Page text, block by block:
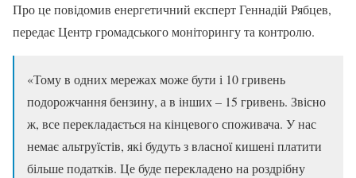
Про це повідомив енергетичний експерт Геннадій Рябцев,
передає Центр громадського моніторингу та контролю.
«Тому в одних мережах може бути і 10 гривень
подорожчання бензину, а в інших – 15 гривень. Звісно
ж, все перекладається на кінцевого споживача. У нас
немає альтруїстів, які будуть з власної кишені платити
більше податків. Це буде перекладено на роздрібну